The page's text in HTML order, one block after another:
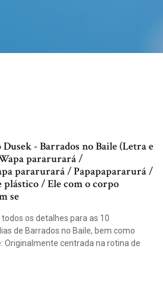
- Barrados no Baile (Letra e
pararurará /
pararurará / Papapapararurá /
plástico / Ele com o corpo
se
os detalhes para as 10
de Barrados no Baile, bem como
Originalmente centrada na rotina de